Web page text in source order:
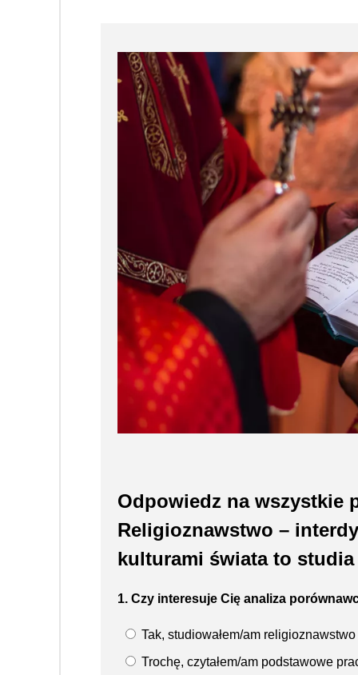
Odpowiedz na wszystkie
Religioznawstwo –
kulturami świata to
1. Czy interesuje Cię analiza
Tak, studiowałem/am
Trochę, czytałem/am podstawowe